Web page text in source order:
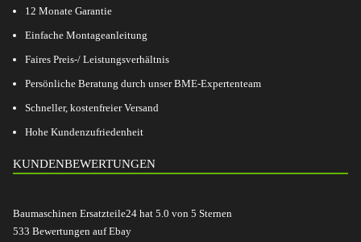
12 Monate Garantie
Einfache Montageanleitung
Faires Preis-/ Leistungsverhältnis
Persönliche Beratung durch unser BME-Expertenteam
Schneller, kostenfreier Versand
Hohe Kundenzufriedenheit
KUNDENBEWERTUNGEN
Baumaschinen Ersatzteile24 hat 5.0 von 5 Sternen
533 Bewertungen auf Ebay